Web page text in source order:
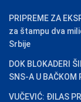
PRIPREME ZA
za štampu dva
Srbije
DOK BLOKADERI
SNS-A U BAČKOM
VUČEVIĆ: ĐILAS